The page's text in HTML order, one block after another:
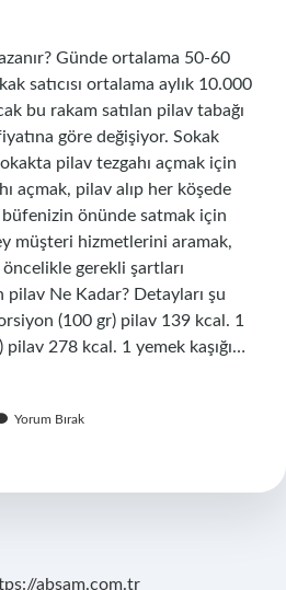
Günde ortalama 50-60
satıcısı ortalama aylık 10.000
bu rakam satılan pilav tabağı
göre değişiyor. Sokak
pilav tezgahı açmak için
açmak, pilav alıp her köşede
büfenizin önünde satmak için
müşteri hizmetlerini aramak,
gerekli şartları
Ne Kadar? Detayları şu
(100 gr) pilav 139 kcal. 1
278 kcal. 1 yemek kaşığı…
Yorum Bırak
absam.com.tr